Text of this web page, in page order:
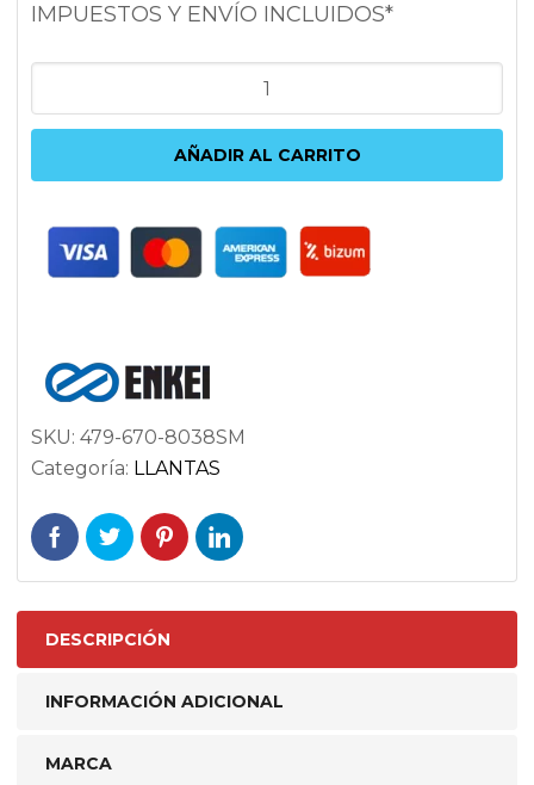
IMPUESTOS Y ENVÍO INCLUIDOS*
RSF5
5X100
72.6
PLATA
AÑADIR AL CARRITO
SKU: 479-670-8038SM
Categoría: LLANTAS
DESCRIPCIÓN
INFORMACIÓN ADICIONAL
MARCA